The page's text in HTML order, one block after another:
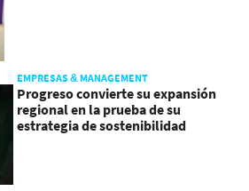
EMPRESAS & MANAGEMENT
Progreso convierte su expansión
regional en la prueba de su
estrategia de sostenibilidad